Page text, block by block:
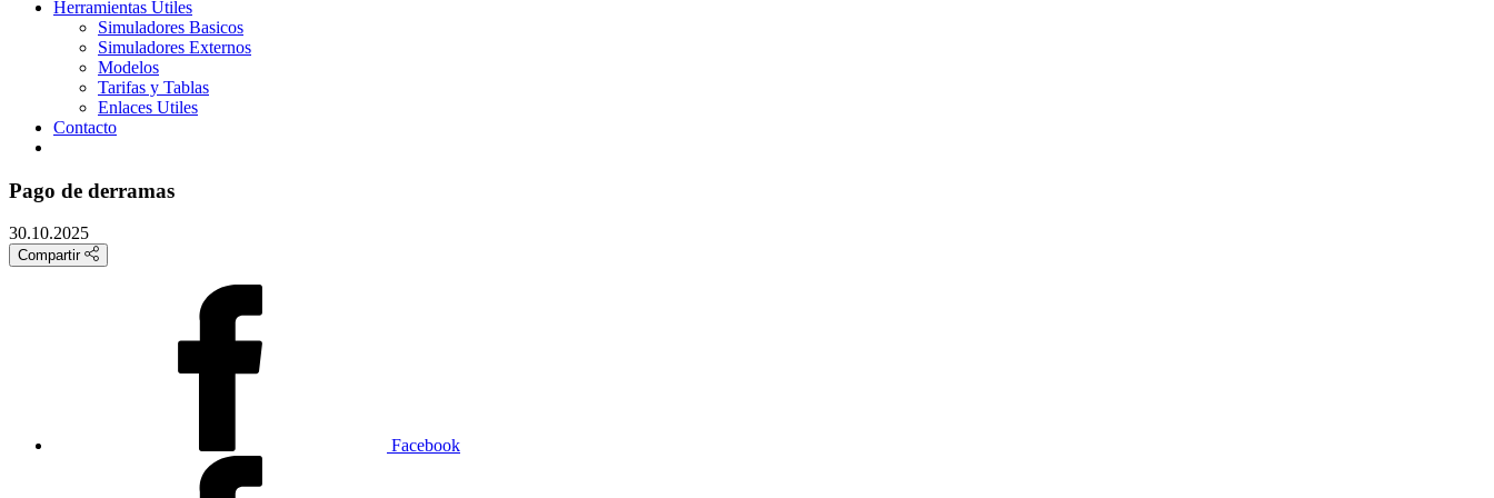
Herramientas Útiles
Simuladores Basicos
Simuladores Externos
Modelos
Tarifas y Tablas
Enlaces Utiles
Contacto
Pago de derramas
30.10.2025
Compartir
Facebook